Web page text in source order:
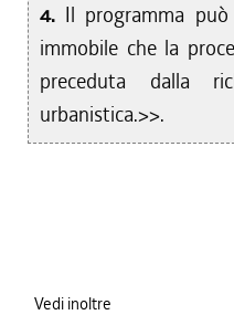
4. Il programma può
immobile che la
preceduta dalla
urbanistica.>>.
Vedi inoltre